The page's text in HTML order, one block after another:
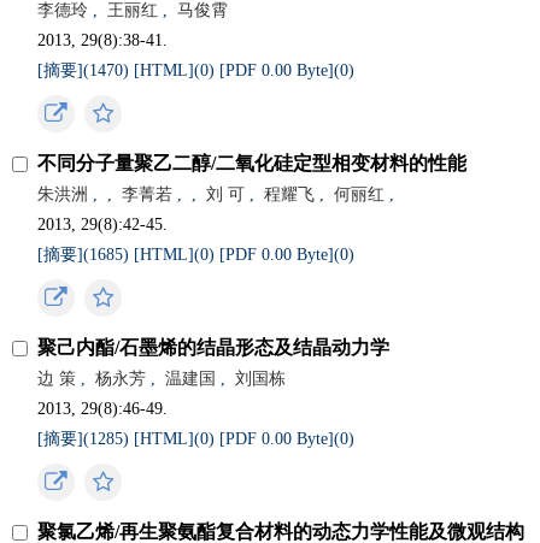
李德玲 , 王丽红 ,
马俊霄
2013, 29(8):38-41.
[摘要](1470) [HTML](0) [PDF 0.00 Byte](0)
不同分子量聚乙二醇/二氧化硅定型相变材料的性能
朱洪洲 , , 李菁若 , , 刘 可 , 程耀飞 , 何丽红 ,
2013, 29(8):42-45.
[摘要](1685) [HTML](0) [PDF 0.00 Byte](0)
聚己内酯/石墨烯的结晶形态及结晶动力学
边 策 , 杨永芳 , 温建国 ,
刘国栋
2013, 29(8):46-49.
[摘要](1285) [HTML](0) [PDF 0.00 Byte](0)
聚氯乙烯/再生聚氨酯复合材料的动态力学性能及微观结构